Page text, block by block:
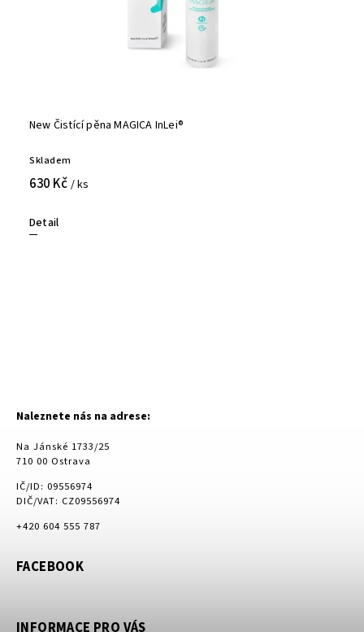
New Čistící pěna MAGICA InLei®
Skladem
630 Kč / ks
Detail
Naleznete nás na adrese:
Na Jánské 1733/25
710 00 Ostrava
IČ/ID: 09556974
DIČ/VAT: CZ09556974
+420 604 555 787
FACEBOOK
INFORMACE PRO VÁS